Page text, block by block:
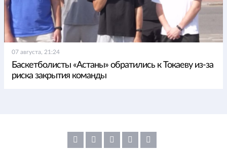
07 августа, 21:24
Баскетболисты «Астаны» обратились к Токаеву из-за
риска закрытия команды